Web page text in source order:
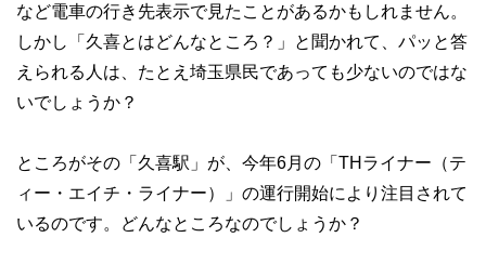
など電車の行き先表示で見たことがあるかもしれません。
しかし「久喜とはどんなところ？」と聞かれて、パッと答
えられる人は、たとえ埼玉県民であっても少ないのではな
いでしょうか？
ところがその「久喜駅」が、今年6月の「THライナー（テ
ィー・エイチ・ライナー）」の運行開始により注目されて
いるのです。どんなところなのでしょうか？